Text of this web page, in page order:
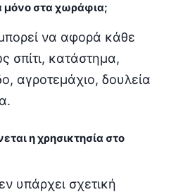
μόνο στα χωράφια;
να αφορά κάθε
σπίτι, κατάστημα,
αγροτεμάχιο, δουλεία
η χρησικτησία στο
υπάρχει σχετική